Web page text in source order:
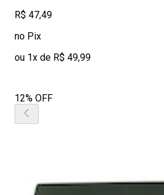
R$ 47,49
no Pix
ou 1x de R$ 49,99
12% OFF